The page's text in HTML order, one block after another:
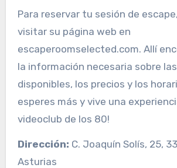
Para reservar tu sesión de
visitar su página web en
escaperoomselected.com. Allí
la información necesaria sobre
disponibles, los precios y los
esperes más y vive una
videoclub de los 80!
Dirección: C. Joaquín Solís, 25,
Asturias